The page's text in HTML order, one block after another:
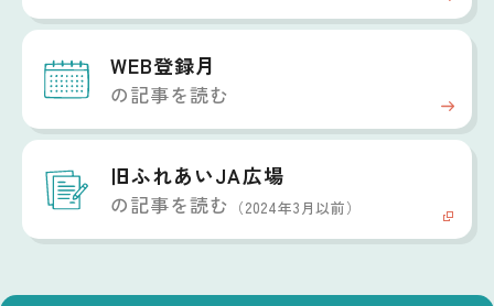
WEB登録月
の記事を読む
旧ふれあいJA広場
の記事を読む （2024年3月以前）